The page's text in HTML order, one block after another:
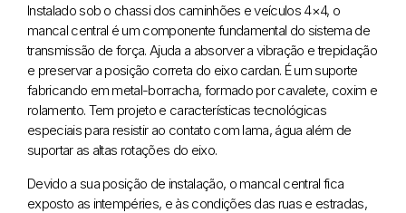
Instalado sob o chassi dos caminhões e veículos 4×4, o
mancal central é um componente fundamental do sistema de
transmissão de força. Ajuda a absorver a vibração e trepidação
e preservar a posição correta do eixo cardan. É um suporte
fabricando em metal-borracha, formado por cavalete, coxim e
rolamento. Tem projeto e características tecnológicas
especiais para resistir ao contato com lama, água além de
suportar as altas rotações do eixo.
Devido a sua posição de instalação, o mancal central fica
exposto as intempéries, e às condições das ruas e estradas,